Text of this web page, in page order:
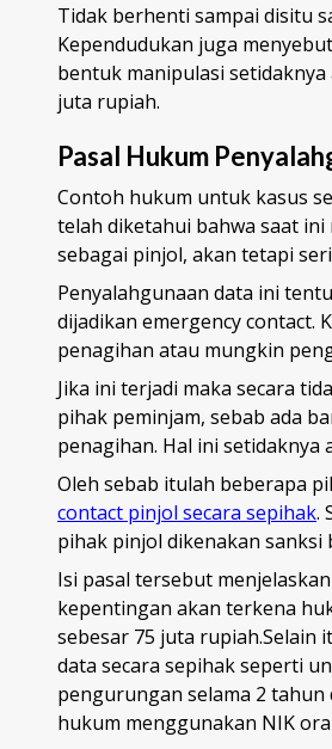
Tidak berhenti sampai disitu
Kependudukan juga
bentuk manipulasi
juta rupiah.
Pasal Hukum
Contoh hukum untuk kasus
telah diketahui bahwa saat
sebagai pinjol, akan tetapi
Penyalahgunaan data ini
dijadikan emergency contact.
penagihan atau mungkin
Jika ini terjadi maka secara
pihak peminjam, sebab ada
penagihan. Hal ini
Oleh sebab itulah beberapa
contact pinjol secara sepihak.
pihak pinjol dikenakan sanksi
Isi pasal tersebut
kepentingan akan terkena
sebesar 75 juta rupiah.Selain
data secara sepihak seperti
pengurungan selama 2 tahun
hukum menggunakan NIK